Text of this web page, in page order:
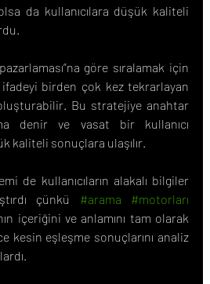
da kullanıcılara düşük kaliteli
göre sıralamak için
ifadeyi birden çok kez tekrarlayan
Bu stratejiye anahtar
denir ve vasat bir kullanıcı
kaliteli sonuçlara ulaşılır.
de kullanıcıların alakalı bilgiler
çünkü #arama
#motorları
içeriğini ve anlamını tam olarak
kesin eşleşme sonuçlarını analiz